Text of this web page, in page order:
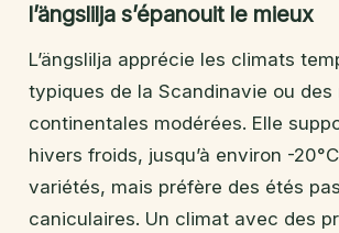
l’ängslilja s’épanouit le mieux
L’ängslilja apprécie les climats
typiques de la Scandinavie ou des
continentales modérées. Elle
hivers froids, jusqu’à environ -
variétés, mais préfère des étés
caniculaires. Un climat avec des